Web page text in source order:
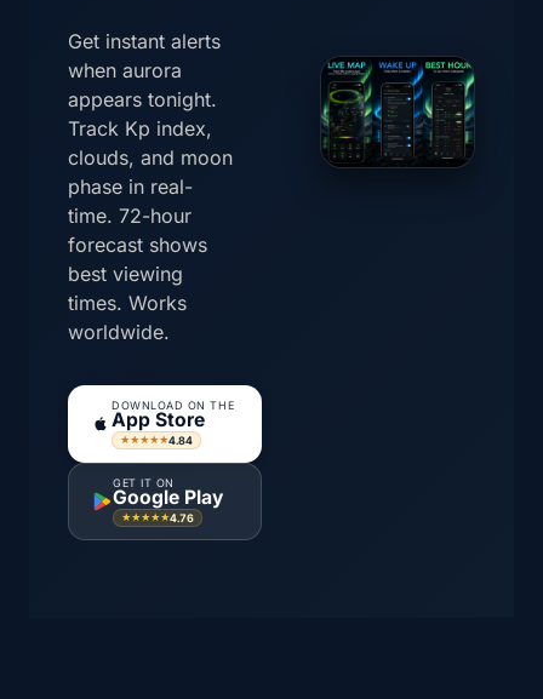
Get instant alerts
when aurora
appears tonight.
Track Kp index,
clouds, and moon
phase in real-
time. 72-hour
forecast shows
best viewing
times. Works
worldwide.
DOWNLOAD ON THE
App Store
★★★★★4.84
GET IT ON
Google Play
★★★★★4.76